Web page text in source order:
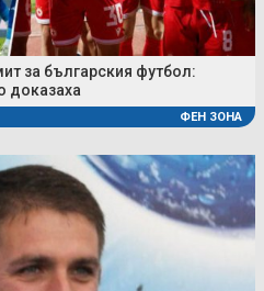
за българския футбол:
доказаха
ФЕН ЗОНА